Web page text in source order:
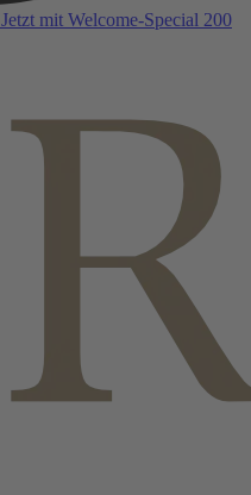
mit Welcome-Special 200